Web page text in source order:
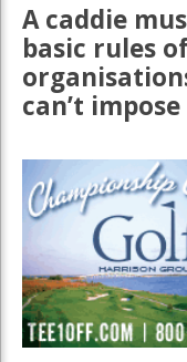
A caddie
basic rules
can’t